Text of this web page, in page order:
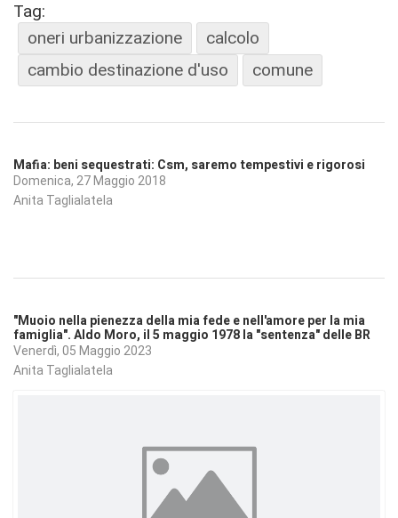
Tag:
oneri urbanizzazione
calcolo
cambio destinazione d'uso
comune
Mafia: beni sequestrati: Csm, saremo tempestivi e rigorosi
Domenica, 27 Maggio 2018
Anita Taglialatela
"Muoio nella pienezza della mia fede e nell'amore per la mia
famiglia". Aldo Moro, il 5 maggio 1978 la "sentenza" delle BR
Venerdì, 05 Maggio 2023
Anita Taglialatela